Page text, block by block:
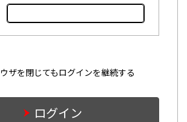
ザを閉じてもログインを継続する
ログイン